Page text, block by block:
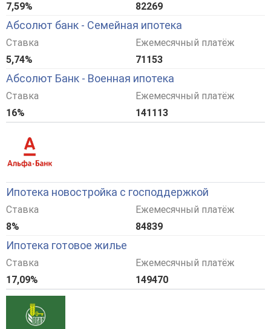
7,59%
82269
Абсолют банк - Семейная ипотека
Ставка
5,74%
Ежемесячный платёж
71153
Абсолют Банк - Военная ипотека
Ставка
16%
Ежемесячный платёж
141113
Ипотека новостройка с господдержкой
Ставка
8%
Ежемесячный платёж
84839
Ипотека готовое жилье
Ставка
17,09%
Ежемесячный платёж
149470